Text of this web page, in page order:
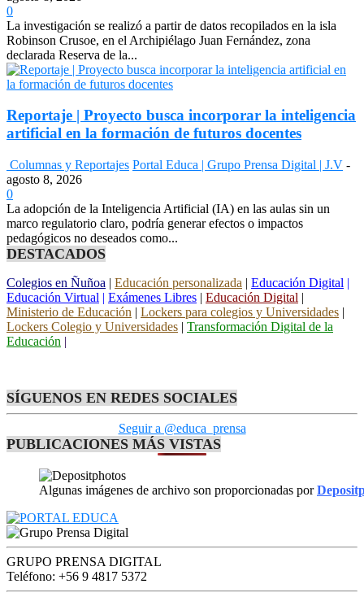
0
La investigación se realizó a partir de datos recopilados en la isla
Robinson Crusoe, en el Archipiélago Juan Fernández, zona
declarada Reserva de la...
Reportaje | Proyecto busca incorporar la inteligencia
artificial en la formación de futuros docentes
Columnas y Reportajes Portal Educa | Grupo Prensa Digital | J.V -
agosto 8, 2026
0
La adopción de la Inteligencia Artificial (IA) en las aulas sin un
marco regulatorio claro, podría generar efectos o impactos
pedagógicos no deseados como...
DESTACADOS
Colegios en Ñuñoa | Educación personalizada | Educación Digital |
Educación Virtual | Exámenes Libres | Educación Digital |
Ministerio de Educación | Lockers para colegios y Universidades |
Lockers Colegio y Universidades | Transformación Digital de la
Educación |
SÍGUENOS EN REDES SOCIALES
Seguir a @educa_prensa
PUBLICACIONES MÁS VISTAS
Algunas imágenes de archivo son proporcionadas por
GRUPO PRENSA DIGITAL
Teléfono: +56 9 4817 5372